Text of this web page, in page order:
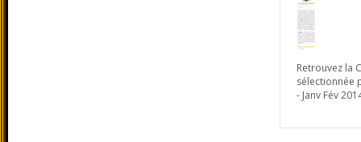
Retrouvez la
sélectionnée
- Janv Fév